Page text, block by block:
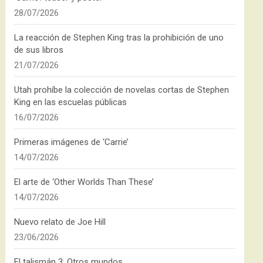
28/07/2026
La reacción de Stephen King tras la prohibición de uno
de sus libros
21/07/2026
Utah prohíbe la colección de novelas cortas de Stephen
King en las escuelas públicas
16/07/2026
Primeras imágenes de ‘Carrie’
14/07/2026
El arte de ‘Other Worlds Than These’
14/07/2026
Nuevo relato de Joe Hill
23/06/2026